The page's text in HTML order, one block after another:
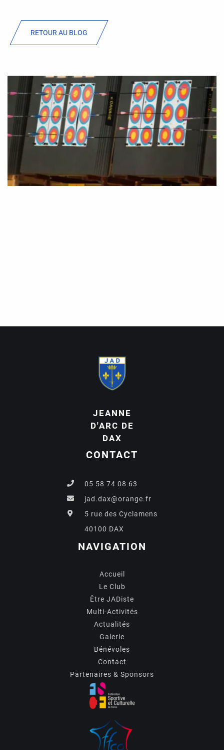
RETOUR AU BLOG
JEANNE
D'ARC DE
DAX
CONTACT
05 58 74 08 63
jad.dax@orange.fr
5 rue des Cyclamens
40100 DAX
NAVIGATION
Accueil
Le Club
Être JADiste
Multi-Activités
Actualités
Galerie
Bénévoles
Contact
Partenaires & Sponsors